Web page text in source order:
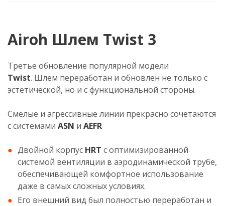
Airoh Шлем Twist 3
Третье обновление популярной модели
Twist. Шлем переработан и обновлен не только с
эстетической, но и с функциональной стороны.
Смелые и агрессивные линии прекрасно сочетаются
с системами ASN и AEFR
Двойной корпус HRT с оптимизированной
системой вентиляции в аэродинамической трубе,
обеспечивающей комфортное использование
даже в самых сложных условиях.
Его внешний вид был полностью переработан и